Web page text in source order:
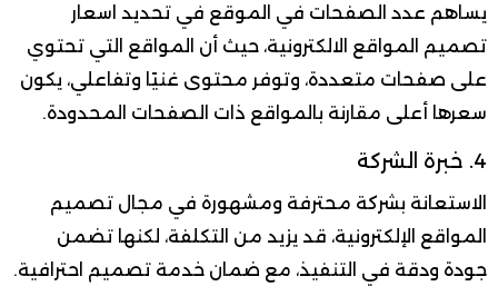
يساهم عدد الصفحات في الموقع في تحديد اسعار
تصميم المواقع الالكترونية، حيث أن المواقع التي تحتوي
على صفحات متعددة، وتوفر محتوى غنيًا وتفاعلي، يكون
سعرها أعلى مقارنة بالمواقع ذات الصفحات المحدودة.
4. خبرة الشركة
الاستعانة بشركة محترفة ومشهورة في مجال تصميم
المواقع الإلكترونية، قد يزيد من التكلفة، لكنها تضمن
جودة ودقة في التنفيذ، مع ضمان خدمة تصميم احترافية.